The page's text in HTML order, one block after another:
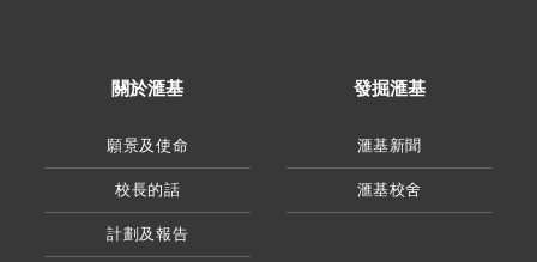
關於滙基
願景及使命
校長的話
計劃及報告
發掘滙基
滙基新聞
滙基校舍